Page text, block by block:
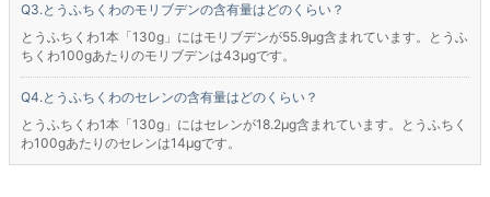
とうふちくわのモリブデンの含有量はどのくらい？
とうふちくわ1本「130g」にはモリブデンが55.9μg含まれています。とうふ
ちくわ100gあたりのモリブデンは43μgです。
とうふちくわのセレンの含有量はどのくらい？
とうふちくわ1本「130g」にはセレンが18.2μg含まれています。とうふちく
わ100gあたりのセレンは14μgです。